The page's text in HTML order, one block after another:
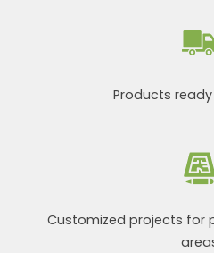
Products
Customized projects for